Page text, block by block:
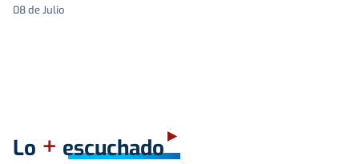
08 de Julio
Lo + escuchado